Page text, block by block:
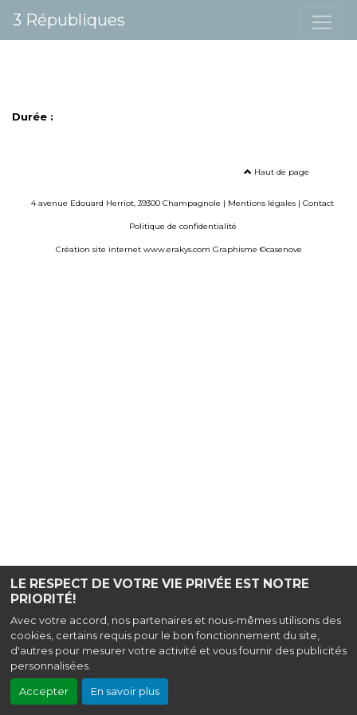
LE RESPECT DE VOTRE VIE PRIVÉE EST NOTRE
PRIORITÉ!
Avec votre accord, nos partenaires et nous-mêmes utilisons des
cookies, certains requis pour le bon fonctionnement du site,
d'autres pour mesurer votre activité et vous fournir des publicités
personnalisées.
Accepter En savoir plus
3 Républiques
Durée :
Haut de page
4 avenue Edouard Herriot, 39300 Champagnole | Mentions légales | Contact
Politique de confidentialité
Création site internet www.erakys.com Graphisme ©casenove